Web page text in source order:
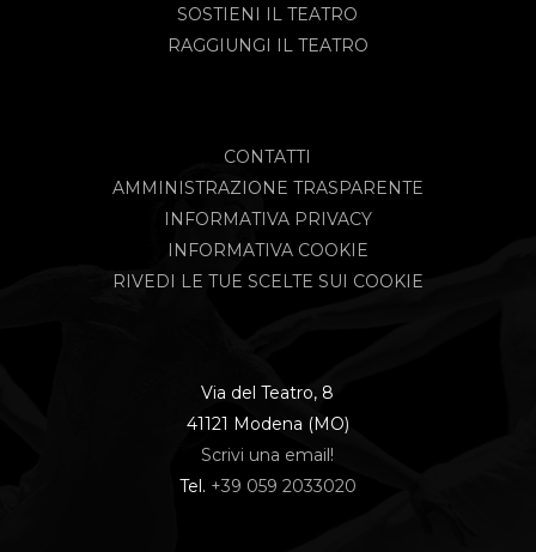
SOSTIENI IL TEATRO
RAGGIUNGI IL TEATRO
CONTATTI
AMMINISTRAZIONE TRASPARENTE
INFORMATIVA PRIVACY
INFORMATIVA COOKIE
RIVEDI LE TUE SCELTE SUI COOKIE
Via del Teatro, 8
41121 Modena (MO)
Scrivi una email!
Tel. +39 059 2033020